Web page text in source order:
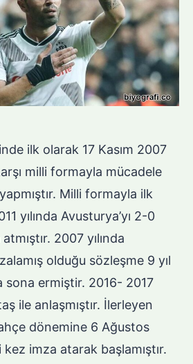
ilk olarak 17 Kasım 2007
milli formayla mücadele
Milli formayla ilk
yılında Avusturya’yı 2-0
2007 yılında
olduğu sözleşme 9 yıl
sona ermiştir. 2016- 2017
ile anlaşmıştır. İlerleyen
dönemine 6 Ağustos
kez imza atarak başlamıştır.